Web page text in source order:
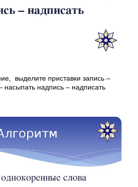
выделите приставки запись –
насыпать надпись – надписать